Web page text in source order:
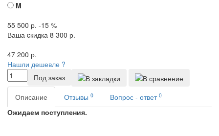
M
55 500 р. -15 %
Ваша cкидка 8 300 р.
47 200 р.
Нашли дешевле ?
Под заказ
Описание Отзывы 0 Вопрос - ответ 0
Ожидаем поступления.